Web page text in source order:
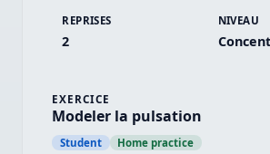
REPRISES
2
NIVEAU
EXERCICE
Modeler la pulsation
Student Home practice